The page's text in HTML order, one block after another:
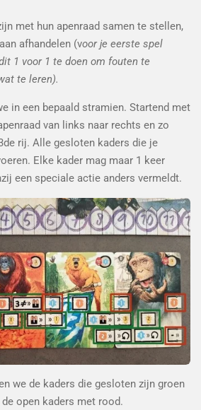
met hun apenraad samen te stellen,
afhandelen (voor je eerste spel
1 voor 1 te doen om fouten te
te leren).
in een bepaald stramien. Startend met
van links naar rechts en zo
rij. Alle gesloten kaders die je
Elke kader mag maar 1 keer
een speciale actie anders vermeldt.
we de kaders die gesloten zijn groen
open kaders met rood.